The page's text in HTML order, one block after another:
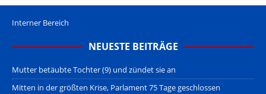
Interner Bereich
NEUESTE BEITRÄGE
Mutter betäubte Tochter (9) und zündet sie an
Mitten in der größten Krise, Parlament 75 Tage geschlossen